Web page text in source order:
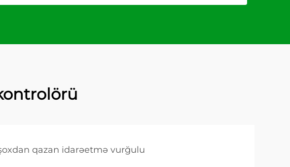
qazan idarəetmə vurğulu